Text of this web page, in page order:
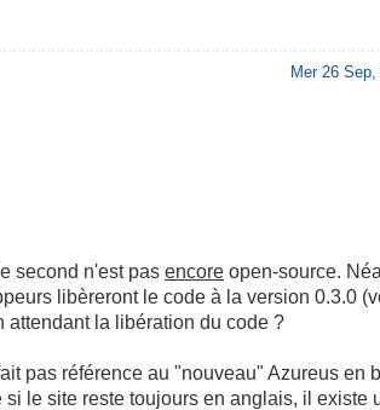
Mer 26
second n'est pas encoreopen-source.
libèreront le code à la version 0.3.0
attendant la libération du code ?
pas référence au "nouveau" Azureus en
le site reste toujours en anglais, il existe